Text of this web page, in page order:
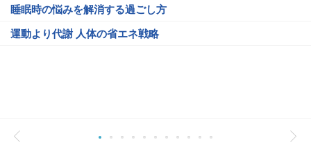
睡眠時の悩みを解消する過ごし方
運動より代謝 人体の省エネ戦略